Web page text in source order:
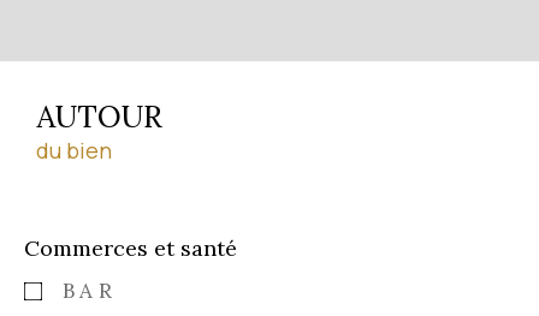
AUTOUR
du bien
Commerces et santé
BAR